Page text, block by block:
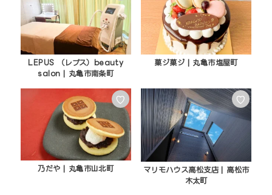
LEPUS （レプス）beauty
salon | 丸亀市南条町
菓ジ菓ジ | 丸亀市塩屋町
♡
乃だや | 丸亀市山北町
♡
マリモハウス高松支店 | 高松市
木太町